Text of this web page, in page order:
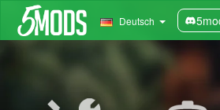
Deutsch